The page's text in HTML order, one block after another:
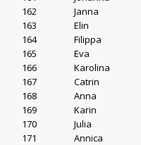
162
Janna
163
Elin
164
Filippa
165
Eva
166
Karolina
167
Catrin
168
Anna
169
Karin
170
Julia
171
Annica